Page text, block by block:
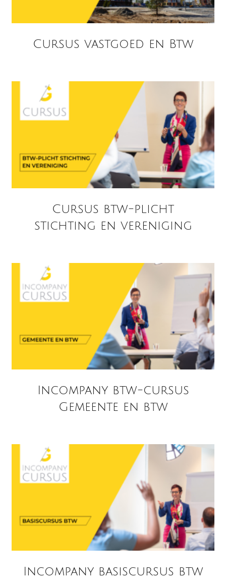
Cursus vastgoed en Btw
Cursus btw-plicht
stichting en vereniging
Incompany btw-cursus
Gemeente en btw
Incompany basiscursus btw